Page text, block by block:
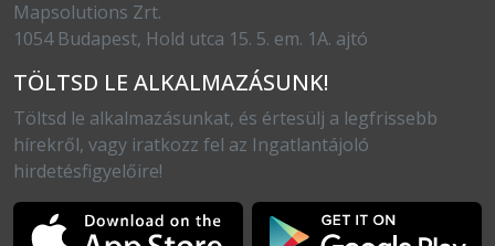
Mapsolutions Zrt.
1054 Budapest, Hold utca 15. 5. em. 1A. ajtó
TÖLTSD LE ALKALMAZÁSUNK!
Töltsd le alkalmazásunkat, és értesülj a legfrissebb
hírekről, vagy iratkozz fel az Ingatlantájoló
hirdetésfigyelőire!